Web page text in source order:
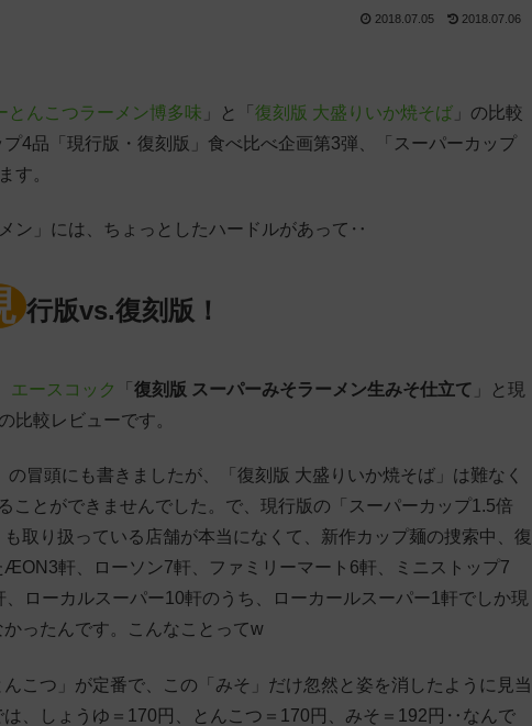
2018.07.05 2018.07.06
とんこつラーメン博多味 」と「 復刻版 大盛りいか焼そば 」の比較
4品「現行版・復刻版」食べ比べ企画第3弾、「スーパーカップ
す。
ン」には、ちょっとしたハードルがあって‥
行版vs.復刻版！
エースコック 「 復刻版 スーパーみそラーメン生みそ仕立て 」と現
比較レビューです。
の冒頭にも書きましたが、「復刻版 大盛りいか焼そば」は難なく
ことができませんでした。で、現行版の「スーパーカップ1.5倍
取り扱っている店舗が本当になくて、新作カップ麺の捜索中、復
軒、ローソン7軒、ファミリーマート6軒、ミニストップ7
ローカルスーパー10軒のうち、ローカールスーパー1軒でしか現
ったんです。こんなことってw
こつ」が定番で、この「みそ」だけ忽然と姿を消したように見当
、しょうゆ＝170円、とんこつ＝170円、みそ＝192円‥なんで